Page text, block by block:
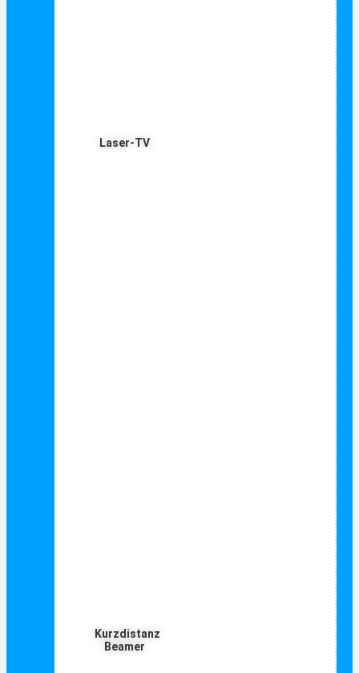
Laser-TV
Kurzdistanz
Beamer